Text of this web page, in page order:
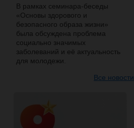
В рамках семинара-беседы
«Основы здорового и
безопасного образа жизни»
была обсуждена проблема
социально значимых
заболеваний и её актуальность
для молодежи.
Все новости